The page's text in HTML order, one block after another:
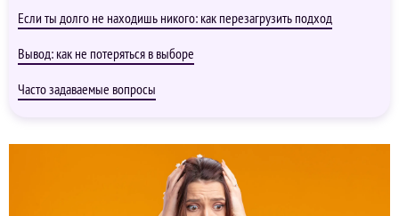
Если ты долго не находишь никого: как перезагрузить подход
Вывод: как не потеряться в выборе
Часто задаваемые вопросы